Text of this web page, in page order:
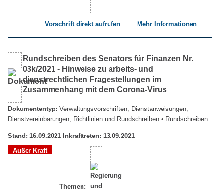
Vorschrift direkt aufrufen Mehr Informationen
Rundschreiben des Senators für Finanzen Nr.
03k/2021 - Hinweise zu arbeits- und
dienstrechtlichen Fragestellungen im
Zusammenhang mit dem Corona-Virus
Dokumententyp: Verwaltungsvorschriften, Dienstanweisungen,
Dienstvereinbarungen, Richtlinien und Rundschreiben • Rundschreiben
Stand: 16.09.2021 Inkrafttreten: 13.09.2021
Außer Kraft
Themen: